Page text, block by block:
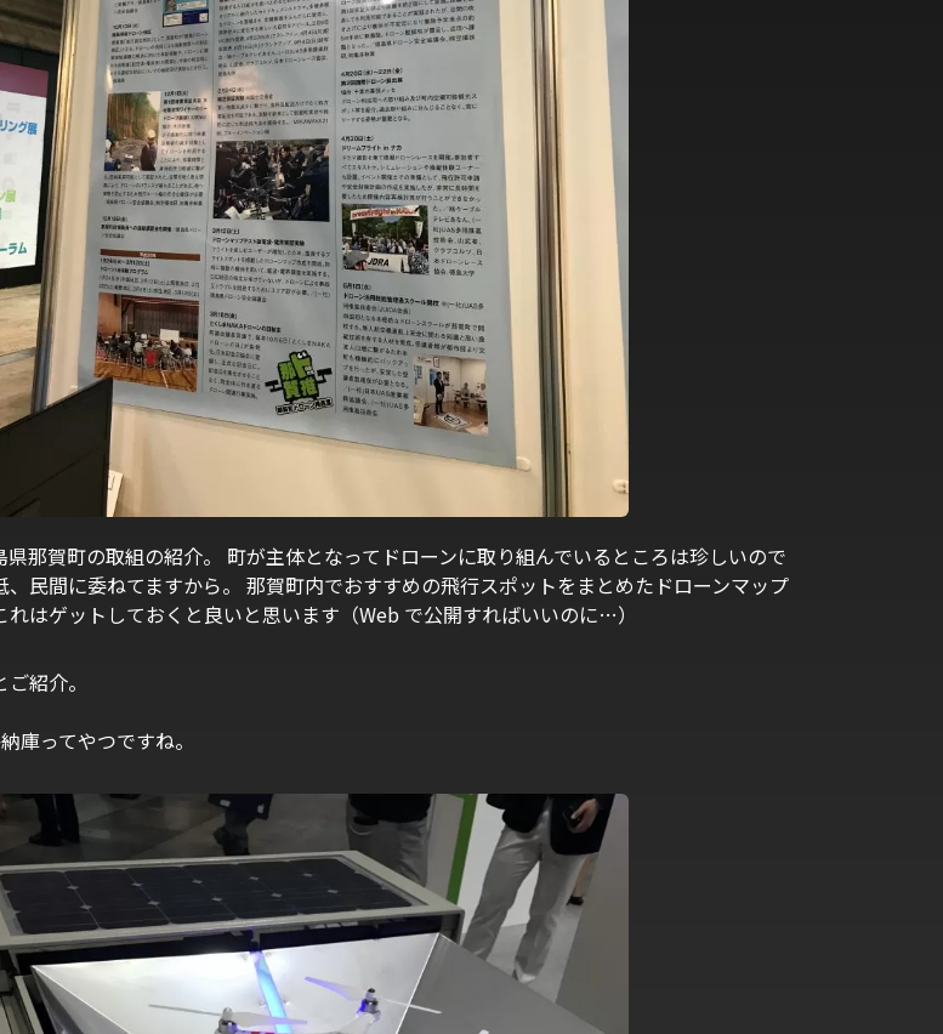
県那賀町の取組の紹介。 町が主体となってドローンに取り組んでいるところは珍しいので
、民間に委ねてますから。 那賀町内でおすすめの飛行スポットをまとめたドローンマップ
はゲットしておくと良いと思います（Web で公開すればいいのに…）
紹介。
庫ってやつですね。